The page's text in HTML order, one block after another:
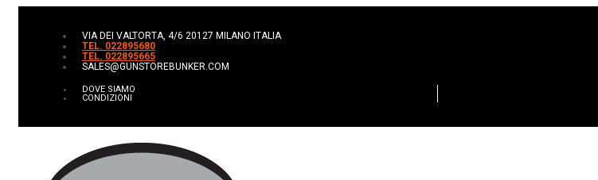
VIA DEI VALTORTA, 4/6 20127 MILANO ITALIA
TEL. 022895680
TEL. 022895665
SALES@GUNSTOREBUNKER.COM
DOVE SIAMO
CONDIZIONI